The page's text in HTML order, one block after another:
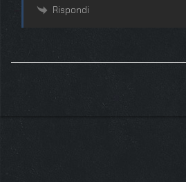
Rispondi